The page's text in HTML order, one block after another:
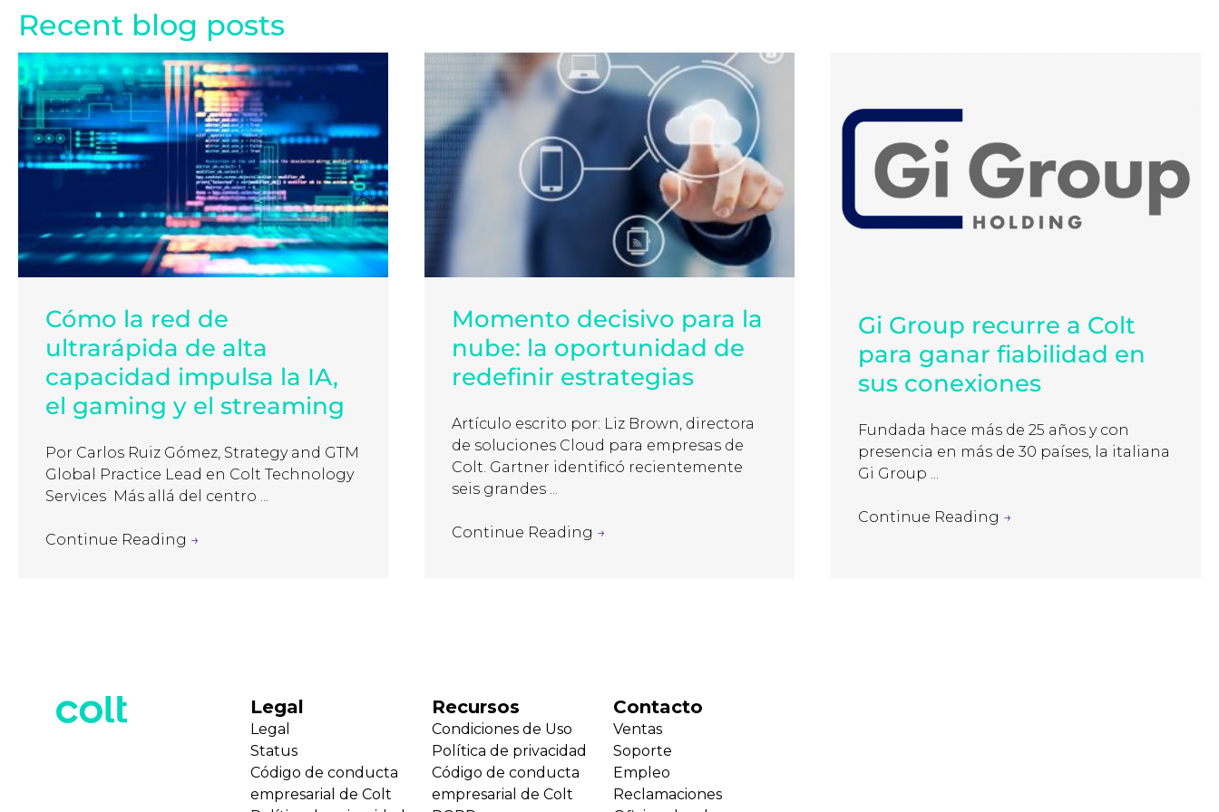
Recent blog posts
Cómo la red de
ultrarápida de alta
capacidad impulsa la IA,
el gaming y el streaming
Por Carlos Ruiz Gómez, Strategy and GTM
Global Practice Lead en Colt Technology
Services Más allá del centro ...
Continue Reading →
Momento decisivo para la
nube: la oportunidad de
redefinir estrategias
Artículo escrito por: Liz Brown, directora
de soluciones Cloud para empresas de
Colt. Gartner identificó recientemente
seis grandes ...
Continue Reading →
Gi Group recurre a Colt
para ganar fiabilidad en
sus conexiones
Fundada hace más de 25 años y con
presencia en más de 30 países, la italiana
Gi Group ...
Continue Reading →
Legal
Legal
Status
Código de conducta
empresarial de Colt
Recursos
Condiciones de Uso
Política de privacidad
Código de conducta
empresarial de Colt
Contacto
Ventas
Soporte
Empleo
Reclamaciones